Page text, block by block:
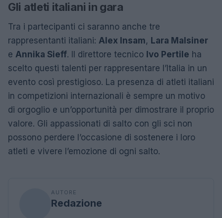
Gli atleti italiani in gara
Tra i partecipanti ci saranno anche tre
rappresentanti italiani: Alex Insam, Lara Malsiner
e Annika Sieff. Il direttore tecnico Ivo Pertile ha
scelto questi talenti per rappresentare l’Italia in un
evento così prestigioso. La presenza di atleti italiani
in competizioni internazionali è sempre un motivo
di orgoglio e un’opportunità per dimostrare il proprio
valore. Gli appassionati di salto con gli sci non
possono perdere l’occasione di sostenere i loro
atleti e vivere l’emozione di ogni salto.
AUTORE
Redazione